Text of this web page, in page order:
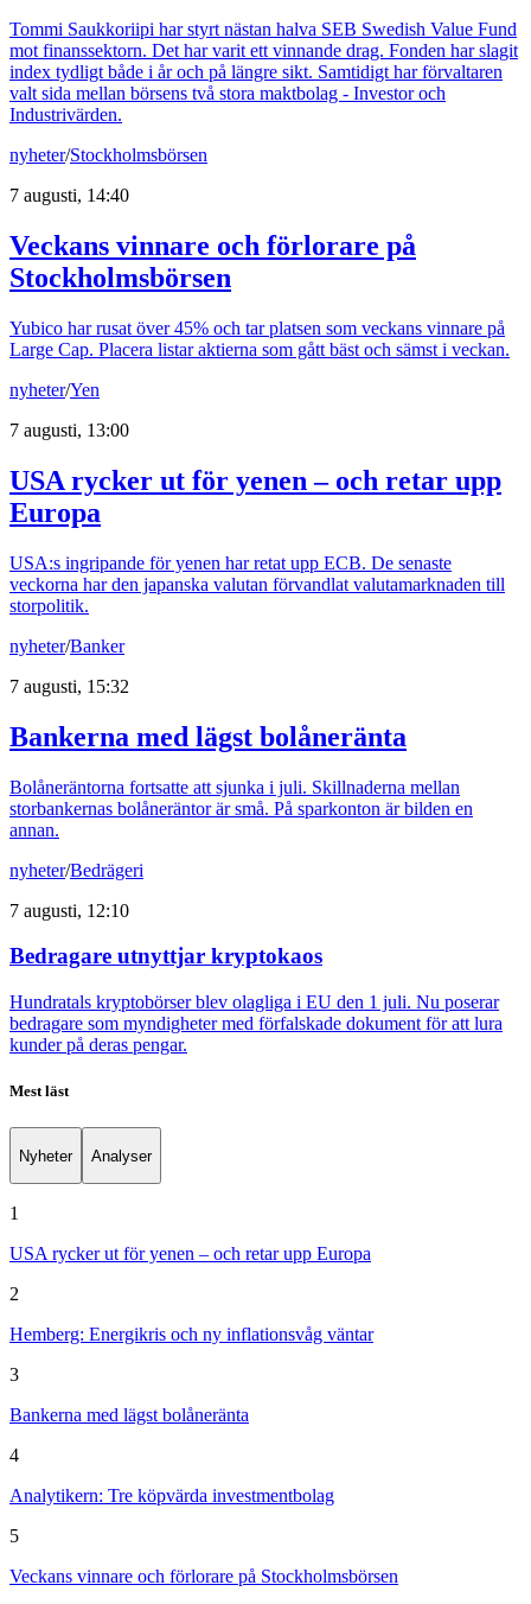
Tommi Saukkoriipi har styrt nästan halva SEB Swedish Value Fund
mot finanssektorn. Det har varit ett vinnande drag. Fonden har slagit
index tydligt både i år och på längre sikt. Samtidigt har förvaltaren
valt sida mellan börsens två stora maktbolag - Investor och
Industrivärden.
nyheter/Stockholmsbörsen
7 augusti, 14:40
Veckans vinnare och förlorare på
Stockholmsbörsen
Yubico har rusat över 45% och tar platsen som veckans vinnare på
Large Cap. Placera listar aktierna som gått bäst och sämst i veckan.
nyheter/Yen
7 augusti, 13:00
USA rycker ut för yenen – och retar upp
Europa
USA:s ingripande för yenen har retat upp ECB. De senaste
veckorna har den japanska valutan förvandlat valutamarknaden till
storpolitik.
nyheter/Banker
7 augusti, 15:32
Bankerna med lägst bolåneränta
Bolåneräntorna fortsatte att sjunka i juli. Skillnaderna mellan
storbankernas bolåneräntor är små. På sparkonton är bilden en
annan.
nyheter/Bedrägeri
7 augusti, 12:10
Bedragare utnyttjar kryptokaos
Hundratals kryptobörser blev olagliga i EU den 1 juli. Nu poserar
bedragare som myndigheter med förfalskade dokument för att lura
kunder på deras pengar.
Mest läst
Nyheter Analyser
1
USA rycker ut för yenen – och retar upp Europa
2
Hemberg: Energikris och ny inflationsvåg väntar
3
Bankerna med lägst bolåneränta
4
Analytikern: Tre köpvärda investmentbolag
5
Veckans vinnare och förlorare på Stockholmsbörsen